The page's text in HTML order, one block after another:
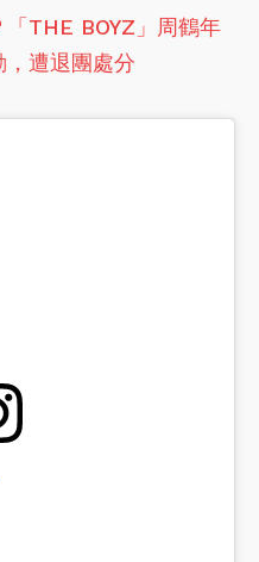
THE BOYZ」周鶴年
遭退團處分